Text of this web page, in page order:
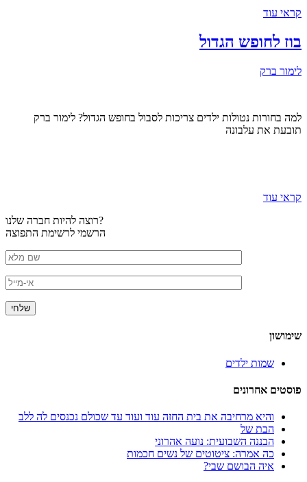
קראי עוד
בוז לחופש הגדול
לימור ברק
למה בחורות נטולות ילדים צריכות לסבול בחופש הגדול? לימור ברק
תובעת את עלבונה
קראי עוד
רוצה להיות חברה שלנו?
הרשמי לרשימת התפוצה
שימושון
שמות ילדים
פוסטים אחרונים
והיא מרחיבה את בית החזה עוד ועוד עד שכולם נכנסים לה ללב
הבת של
הבננה השבועית: נועה אהרוני
כה אמרה: ציטוטים של נשים חכמות
איה הבושם שבי?